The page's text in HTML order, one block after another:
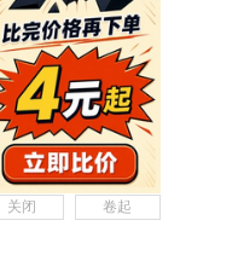
关闭 卷起